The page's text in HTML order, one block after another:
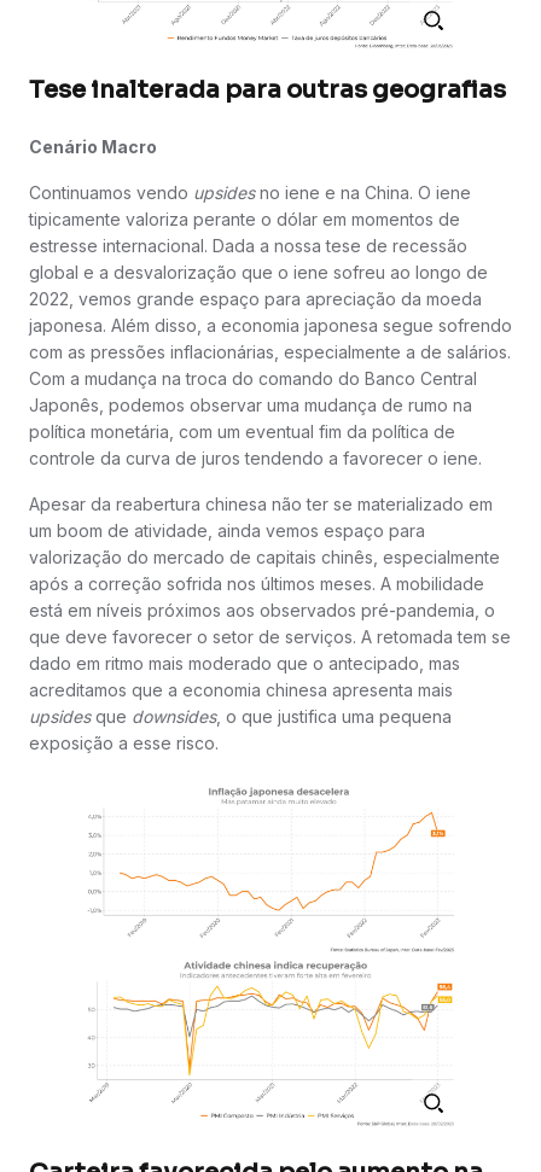
Tese inalterada para outras geografias
Cenário Macro
Continuamos vendo upsidesno iene e na China. O iene
tipicamente valoriza perante o dólar em momentos de
estresse internacional. Dada a nossa tese de recessão
global e a desvalorização que o iene sofreu ao longo de
2022, vemos grande espaço para apreciação da moeda
japonesa. Além disso, a economia japonesa segue sofrendo
com as pressões inflacionárias, especialmente a de salários.
Com a mudança na troca do comando do Banco Central
Japonês, podemos observar uma mudança de rumo na
política monetária, com um eventual fim da política de
controle da curva de juros tendendo a favorecer o iene.
Apesar da reabertura chinesa não ter se materializado em
um boom de atividade, ainda vemos espaço para
valorização do mercado de capitais chinês, especialmente
após a correção sofrida nos últimos meses. A mobilidade
está em níveis próximos aos observados pré-pandemia, o
que deve favorecer o setor de serviços. A retomada tem se
dado em ritmo mais moderado que o antecipado, mas
acreditamos que a economia chinesa apresenta mais
upsidesque downsides, o que justifica uma pequena
exposição a esse risco.